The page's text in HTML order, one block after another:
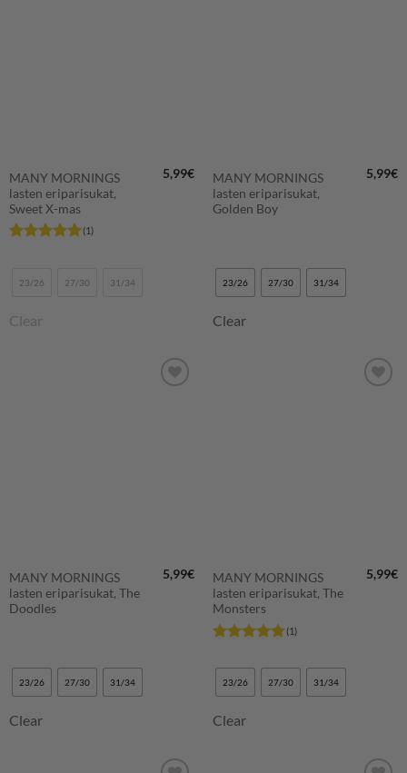
MANY MORNINGS
lasten eriparisukat,
Sweet X-mas
/ 5
(1)
5,99€
23/26 27/30 31/34
Clear
MANY MORNINGS
lasten eriparisukat,
Golden Boy
5,99€
23/26 27/30 31/34
Clear
MANY MORNINGS
lasten eriparisukat, The
Doodles
5,99€
23/26 27/30 31/34
Clear
MANY MORNINGS
lasten eriparisukat, The
Monsters
tuotteesta:5
/ 5
(1)
5,99€
23/26 27/30 31/34
Clear